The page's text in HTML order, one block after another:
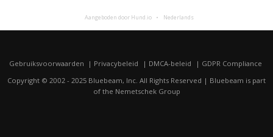
Aangeboden door Hund.io Nederlands
Gebruiksvoorwaarden Privacybeleid DMCA-beleid
GDPR Compliance
Copyright © 2002 - 2025 Bluebeam, Inc. All Rights Reserved | Bluebeam is part
of the Nemetschek Group